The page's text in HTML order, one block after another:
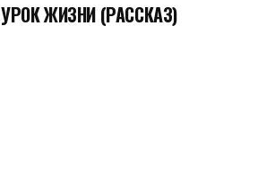
УРОК ЖИЗНИ (РАССКАЗ)